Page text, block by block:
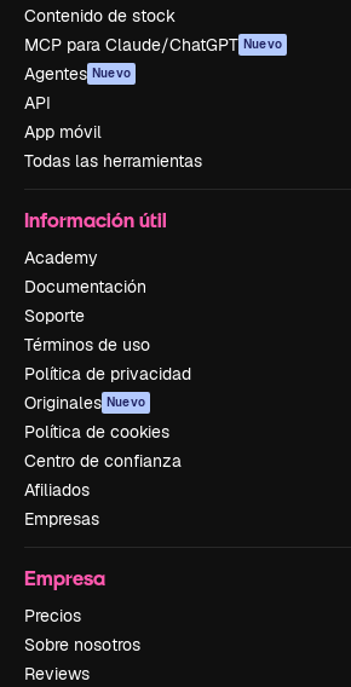
Contenido de stock
MCP para Claude/ChatGPT Nuevo
Agentes Nuevo
API
App móvil
Todas las herramientas
Información útil
Academy
Documentación
Soporte
Términos de uso
Política de privacidad
Originales Nuevo
Política de cookies
Centro de confianza
Afiliados
Empresas
Empresa
Precios
Sobre nosotros
Reviews